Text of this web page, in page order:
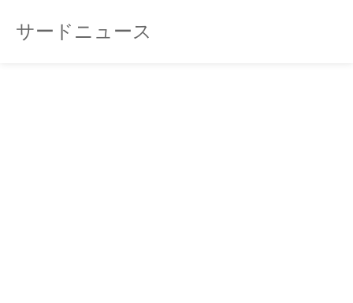
サードニュース